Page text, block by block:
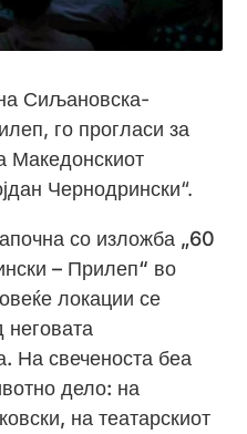
Сиљановска-
го прогласи за
Македонскиот
Чернодрински“.
со изложба „60
– Прилеп“ во
локации се
неговата
На свеченоста беа
дело: на
на театарскиот